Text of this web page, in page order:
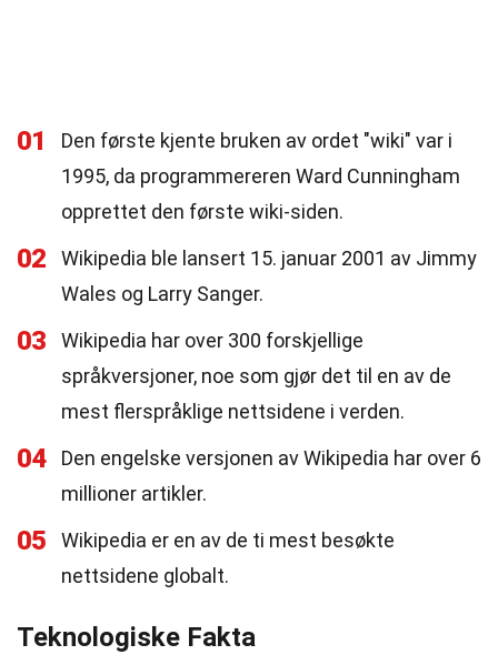
01
Den første kjente bruken av ordet "wiki" var i
1995, da programmereren Ward Cunningham
opprettet den første wiki-siden.
02
Wikipedia ble lansert 15. januar 2001 av Jimmy
Wales og Larry Sanger.
03
Wikipedia har over 300 forskjellige
språkversjoner, noe som gjør det til en av de
mest flerspråklige nettsidene i verden.
04
Den engelske versjonen av Wikipedia har over 6
millioner artikler.
05
Wikipedia er en av de ti mest besøkte
nettsidene globalt.
Teknologiske Fakta